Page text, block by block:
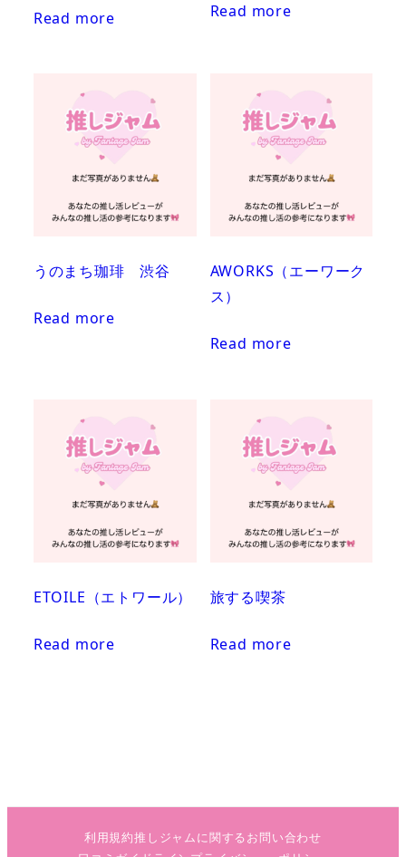
Read more
out of 5
Read more
うのまち珈琲 渋谷
Read more
AWORKS（エーワーク
ス）
Read more
ETOILE（エトワール）
Read more
旅する喫茶
Read more
利用規約推しジャムに関するお問い合わせ